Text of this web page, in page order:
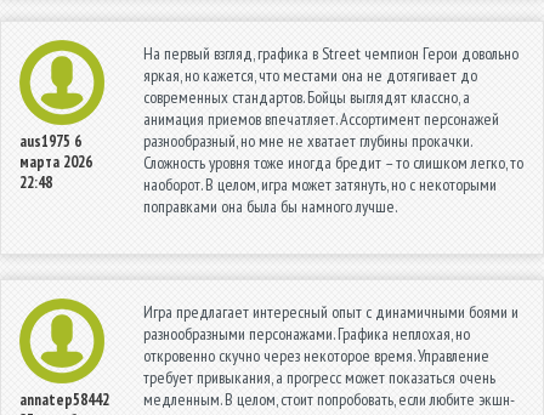
aus1975 6
марта 2026
22:48
На первый взгляд, графика в Street чемпион Герои довольно
яркая, но кажется, что местами она не дотягивает до
современных стандартов. Бойцы выглядят классно, а
анимация приемов впечатляет. Ассортимент персонажей
разнообразный, но мне не хватает глубины прокачки.
Сложность уровня тоже иногда бредит – то слишком легко, то
наоборот. В целом, игра может затянуть, но с некоторыми
поправками она была бы намного лучше.
annatep58442
Игра предлагает интересный опыт с динамичными боями и
разнообразными персонажами. Графика неплохая, но
откровенно скучно через некоторое время. Управление
требует привыкания, а прогресс может показаться очень
медленным. В целом, стоит попробовать, если любите экшн-